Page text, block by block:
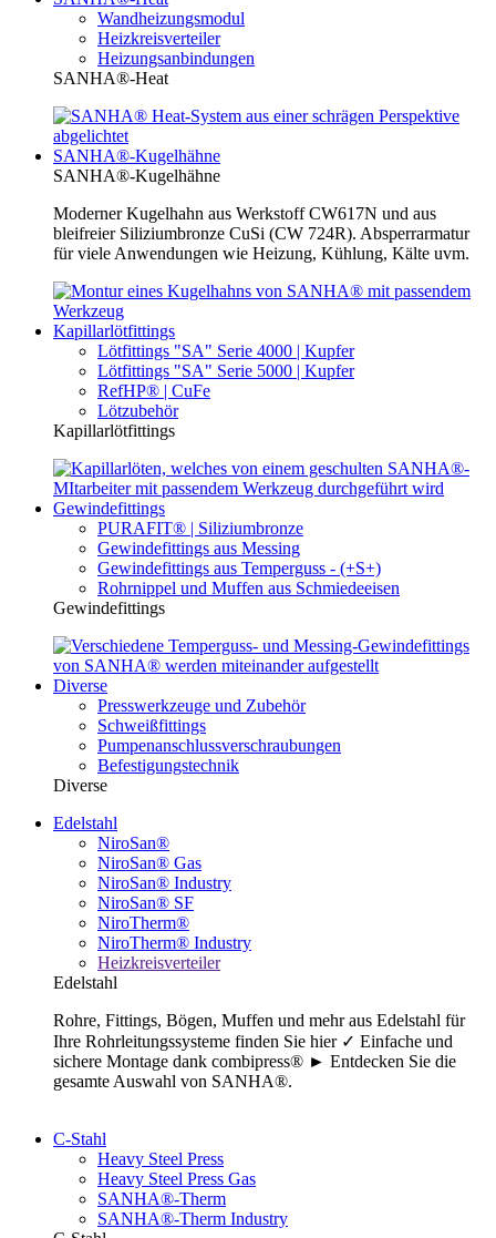
Wandheizungsmodul
Heizkreisverteiler
Heizungsanbindungen
SANHA®-Heat
SANHA®-Kugelhähne
SANHA®-Kugelhähne
Moderner Kugelhahn aus Werkstoff CW617N und aus
bleifreier Siliziumbronze CuSi (CW 724R). Absperrarmatur
für viele Anwendungen wie Heizung, Kühlung, Kälte uvm.
Kapillarlötfittings
Lötfittings "SA" Serie 4000 | Kupfer
Lötfittings "SA" Serie 5000 | Kupfer
RefHP® | CuFe
Lötzubehör
Kapillarlötfittings
Gewindefittings
PURAFIT® | Siliziumbronze
Gewindefittings aus Messing
Gewindefittings aus Temperguss - (+S+)
Rohrnippel und Muffen aus Schmiedeeisen
Gewindefittings
Diverse
Presswerkzeuge und Zubehör
Schweißfittings
Pumpenanschlussverschraubungen
Befestigungstechnik
Diverse
Edelstahl
NiroSan®
NiroSan® Gas
NiroSan® Industry
NiroSan® SF
NiroTherm®
NiroTherm® Industry
Heizkreisverteiler
Edelstahl
Rohre, Fittings, Bögen, Muffen und mehr aus Edelstahl für
Ihre Rohrleitungssysteme finden Sie hier ✓ Einfache und
sichere Montage dank combipress® ► Entdecken Sie die
gesamte Auswahl von SANHA®.
C-Stahl
Heavy Steel Press
Heavy Steel Press Gas
SANHA®-Therm
SANHA®-Therm Industry